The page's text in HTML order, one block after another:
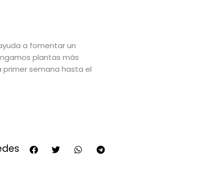
a fomentar un
plantas más
primer semana hasta el